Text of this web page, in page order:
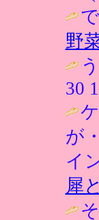
野
30
が
イ
犀